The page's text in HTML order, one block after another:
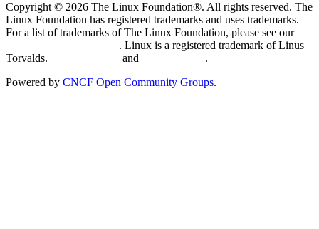
Copyright © 2026 The Linux Foundation®. All rights reserved. The
Linux Foundation has registered trademarks and uses trademarks.
For a list of trademarks of The Linux Foundation, please see our
. Linux is a registered trademark of Linus
Torvalds.
and
.
Powered by CNCF Open Community Groups.